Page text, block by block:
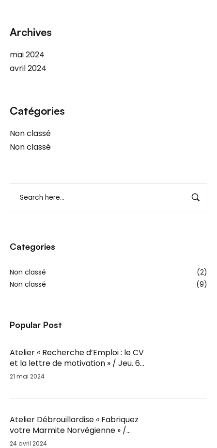
Archives
mai 2024
avril 2024
Catégories
Non classé
Non classé
Categories
Non classé
(2)
Non classé
(9)
Popular Post
Atelier « Recherche d’Emploi : le CV
et la lettre de motivation » / Jeu. 6
Juin / 14h-16h
21 mai 2024
Atelier Débrouillardise « Fabriquez
votre Marmite Norvégienne » /
Mar. 28 Mai / 18h30
24 avril 2024